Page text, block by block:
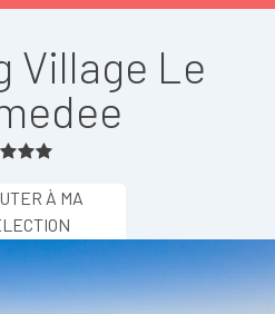
Village Le
À MA